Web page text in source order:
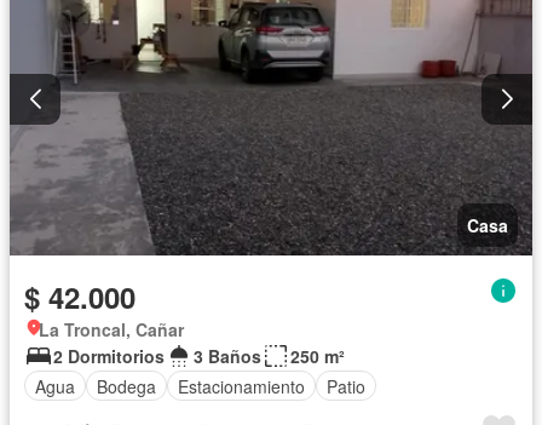
Casa
$ 42.000
La Troncal, Cañar
2 Dormitorios
3 Baños
250 m²
Agua
Bodega Estacionamiento Patio